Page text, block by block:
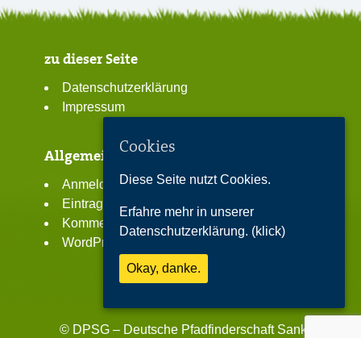
zu dieser Seite
Datenschutzerklärung
Impressum
Allgemeines
Anmelden
Eintrags-Feed
Kommentar-Feed
WordPress.org
© DPSG – Deutsche Pfadfinderschaft Sankt Georg
Cookies
Diese Seite nutzt Cookies.
Erfahre mehr in unserer
Datenschutzerklärung. (klick)
Okay, danke.